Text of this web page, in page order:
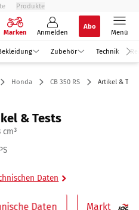
Produkte
Marken Anmelden
Abo
Menü
Zubehör Technik
Honda CB 350 RS Artikel &
& Tests
cm³
Daten
Daten Markt